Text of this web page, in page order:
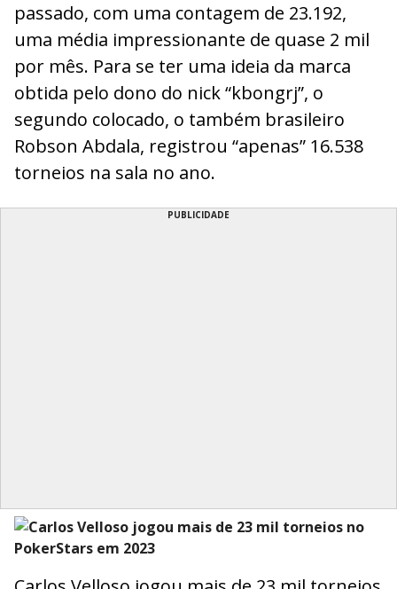
passado, com uma contagem de 23.192,
uma média impressionante de quase 2 mil
por mês. Para se ter uma ideia da marca
obtida pelo dono do nick “kbongrj”, o
segundo colocado, o também brasileiro
Robson Abdala, registrou “apenas” 16.538
torneios na sala no ano.
PUBLICIDADE